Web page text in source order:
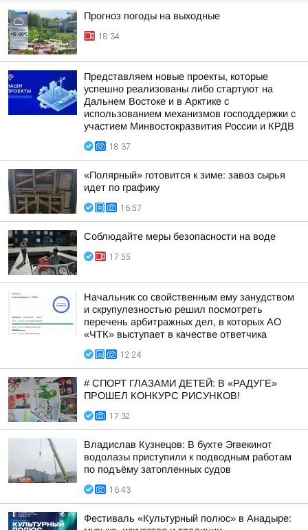
Прогноз погоды на выходные
18:34
Представляем новые проекты, которые
успешно реализованы либо стартуют на
Дальнем Востоке и в Арктике с
использованием механизмов господдержки с
участием Минвостокразвития России и КРДВ
18:37
«Полярный» готовится к зиме: завоз сырья
идет по графику
16:57
Соблюдайте меры безопасности на воде
17:55
Начальник со свойственным ему занудством
и скрупулезностью решил посмотреть
перечень арбитражных дел, в которых АО
«ЧТК» выступает в качестве ответчика
12:24
# СПОРТ ГЛАЗАМИ ДЕТЕЙ: В «РАДУГЕ»
ПРОШЕЛ КОНКУРС РИСУНКОВ!
17:32
Владислав Кузнецов: В бухте Эгвекинот
водолазы приступили к подводным работам
по подъёму затопленных судов
16:43
Фестиваль «Культурный полюс» в Анадыре: